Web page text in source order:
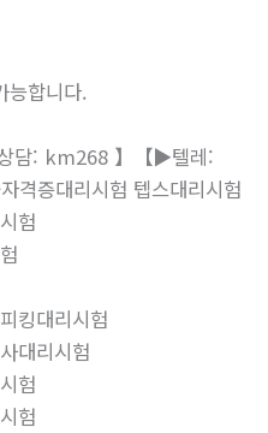
능합니다.
담: km268 】【▶텔레:
격증대리시험 텝스대리시험
험
킹대리시험
대리시험
험
험